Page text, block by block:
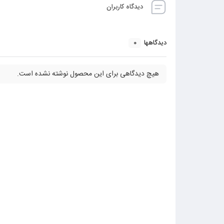
دیدگاه کاربران
دیدگاهها 0
هیچ دیدگاهی برای این محصول نوشته نشده است.